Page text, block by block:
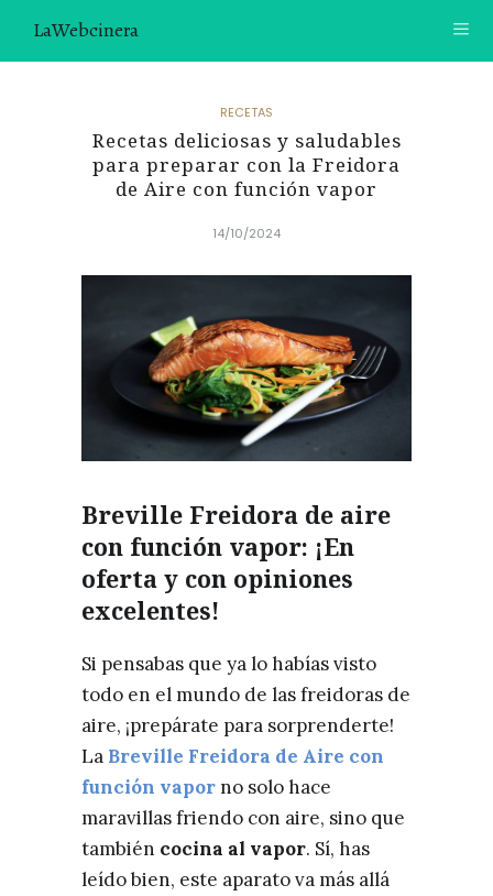
LaWebcinera
VIDEORECETAS
ÚNETE A LA NEWSLETTER
RECOMENDACIONES
RECETAS
Recetas deliciosas y saludables
para preparar con la Freidora
de Aire con función vapor
14/10/2024
Breville Freidora de aire
con función vapor: ¡En
oferta y con opiniones
excelentes!
Si pensabas que ya lo habías visto
todo en el mundo de las freidoras de
aire, ¡prepárate para sorprenderte!
La Breville Freidora de Aire con
función vaporno solo hace
maravillas friendo con aire, sino que
también cocina al vapor. Sí, has
leído bien, este aparato va más allá